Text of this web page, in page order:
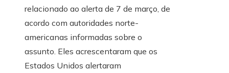
relacionado ao alerta de 7 de março, de
acordo com autoridades norte-
americanas informadas sobre o
assunto. Eles acrescentaram que os
Estados Unidos alertaram